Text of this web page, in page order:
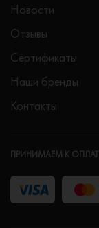
Новости
Отзывы
Сертификаты
Наши бренды
Контакты
ПРИНИМАЕМ К